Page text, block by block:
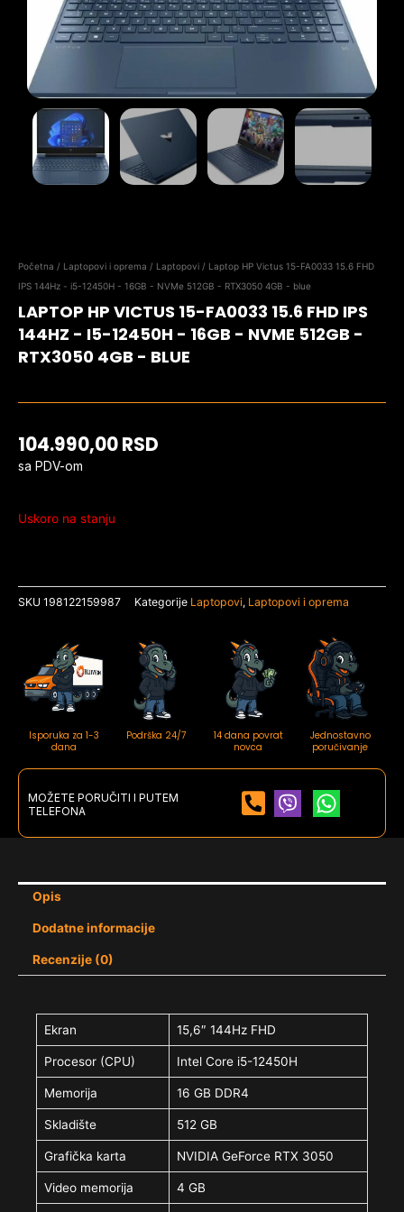
Početna / Laptopovi i oprema / Laptopovi / Laptop HP Victus 15-FA0033 15.6 FHD
IPS 144Hz - i5-12450H - 16GB - NVMe 512GB - RTX3050 4GB - blue
LAPTOP HP VICTUS 15-FA0033 15.6 FHD IPS
144HZ - I5-12450H - 16GB - NVME 512GB -
RTX3050 4GB - BLUE
104.990,00RSD
sa PDV-om
Uskoro na stanju
SKU 198122159987 Kategorije Laptopovi, Laptopovi i oprema
Isporuka za 1-3
dana
Podrška 24/7
14 dana povrat
novca
Jednostavno
poručivanje
MOŽETE PORUČITI I PUTEM
TELEFONA
Opis
Dodatne informacije
Recenzije (0)
Ekran 15,6″ 144Hz FHD
Procesor (CPU) Intel Core i5-12450H
Memorija 16 GB DDR4
Skladište 512 GB
Grafička karta NVIDIA GeForce RTX 3050
Video memorija 4 GB